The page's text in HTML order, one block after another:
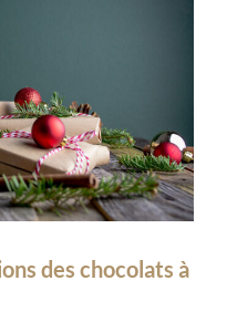
des chocolats à